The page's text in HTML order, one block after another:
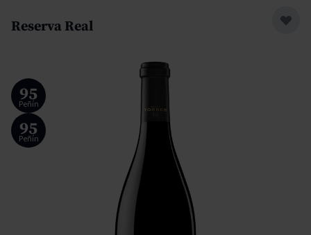
Reserva Real
Peñín
95
Peñín
95